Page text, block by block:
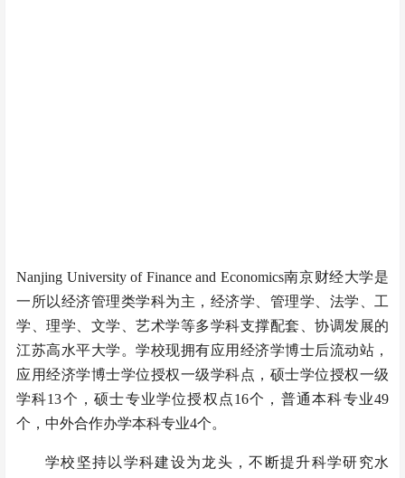
Nanjing University of Finance and Economics南京财经大学是
一所以经济管理类学科为主，经济学、管理学、法学、工
学、理学、文学、艺术学等多学科支撑配套、协调发展的
江苏高水平大学。学校现拥有应用经济学博士后流动站，
应用经济学博士学位授权一级学科点，硕士学位授权一级
学科13个，硕士专业学位授权点16个，普通本科专业49
个，中外合作办学本科专业4个。
学校坚持以学科建设为龙头，不断提升科学研究水